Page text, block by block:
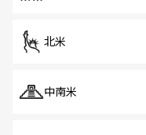
北米
中南米